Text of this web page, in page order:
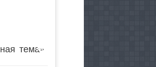
тема»